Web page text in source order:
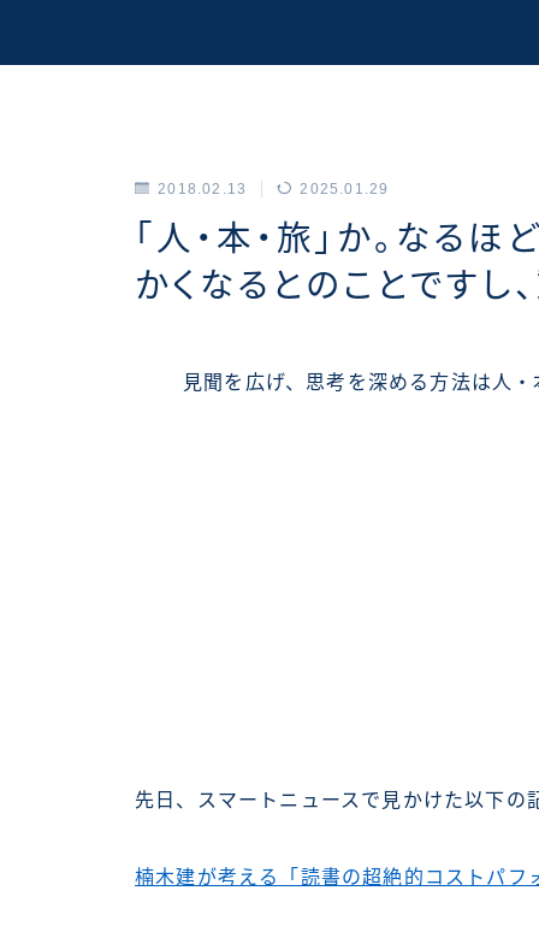
2018.02.13 2025.01.29
「人・本・旅」か。なる
かくなるとのことですし
見聞を広げ、思考を深める方法は人
先日、スマートニュースで見かけた以下の
楠木建が考える「読書の超絶的コストパフ